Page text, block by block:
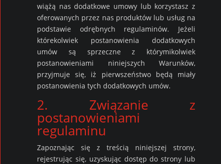
wiążą nas dodatkowe umowy lub korzystasz z
oferowanych przez nas produktów lub usług na
podstawie odrębnych regulaminów. Jeżeli
którekolwiek postanowienia dodatkowych
umów są sprzeczne z którymikolwiek
postanowieniami niniejszych Warunków,
przyjmuje się, iż pierwszeństwo będą miały
postanowienia tych dodatkowych umów.
2. Związanie z
postanowieniami
regulaminu
Zapoznając się z treścią niniejszej strony,
rejestrując się, uzyskując dostęp do strony lub